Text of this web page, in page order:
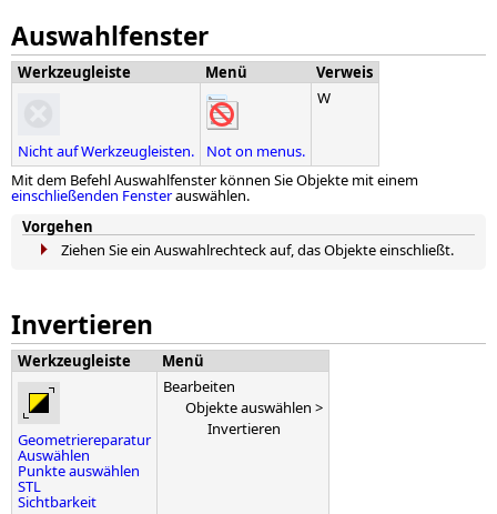
Auswahlfenster
Werkzeugleiste Menü Verweis
Nicht auf Werkzeugleisten. Not on menus.
W
Mit dem Befehl Auswahlfenster können Sie Objekte mit einem
einschließenden Fensterauswählen.
Vorgehen
Ziehen Sie ein Auswahlrechteck auf, das Objekte einschließt.
Invertieren
Werkzeugleiste Menü
Geometriereparatur
Auswählen
Punkte auswählen
STL
Sichtbarkeit
Bearbeiten
Objekte auswählen >
Invertieren